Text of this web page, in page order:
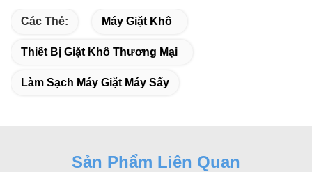
Các Thẻ: Máy Giặt Khô
Thiết Bị Giặt Khô Thương Mại
Làm Sạch Máy Giặt Máy Sấy
Sản Phẩm Liên Quan